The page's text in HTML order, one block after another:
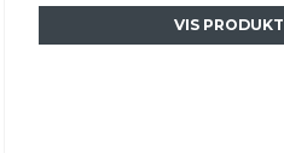
VIS PRODUKT